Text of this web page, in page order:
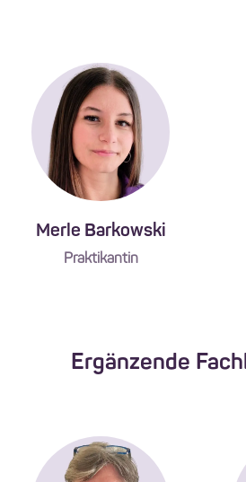
Merle Barkowski
Praktikantin
Ergänzende